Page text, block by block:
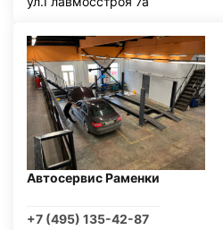
Автосервис Раменки
+7 (495) 135-42-87